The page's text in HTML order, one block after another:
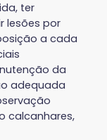
ter
lesões por
a cada
da
adequada
calcanhares,